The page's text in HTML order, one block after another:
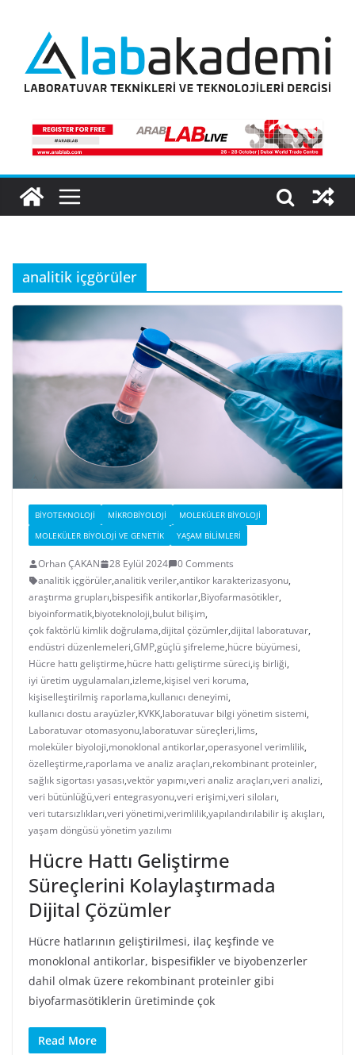
content
analitik içgörüler
BIYOTEKNOLOJI MIKROBIYOLOJI
MOLEKÜLER BIYOLOJI
MOLEKÜLER BIYOLOJI VE GENETIK
YAŞAM BILIMLERI
Orhan ÇAKAN 28 Eylül 2024
0 Comments
analitik içgörüler,analitik veriler,antikor karakterizasyonu,
araştırma grupları,bispesifik antikorlar,Biyofarmasötikler,
biyoinformatik,biyoteknoloji,bulut bilişim,
çok faktörlü kimlik doğrulama,dijital çözümler,dijital laboratuvar,
endüstri düzenlemeleri,GMP,güçlü şifreleme,hücre büyümesi,
Hücre hattı geliştirme,hücre hattı geliştirme süreci,iş birliği,
iyi üretim uygulamaları,izleme,kişisel veri koruma,
kişiselleştirilmiş raporlama,kullanıcı deneyimi,
kullanıcı dostu arayüzler,KVKK,laboratuvar bilgi yönetim sistemi,
Laboratuvar otomasyonu,laboratuvar süreçleri,lims,
moleküler biyoloji,monoklonal antikorlar,operasyonel verimlilik,
özelleştirme,raporlama ve analiz araçları,rekombinant proteinler,
sağlık sigortası yasası,vektör yapımı,veri analiz araçları,veri analizi,
veri bütünlüğü,veri entegrasyonu,veri erişimi,veri siloları,
veri tutarsızlıkları,veri yönetimi,verimlilik,yapılandırılabilir iş akışları,
yaşam döngüsü yönetim yazılımı
Hücre Hattı Geliştirme
Süreçlerini Kolaylaştırmada
Dijital Çözümler
Hücre hatlarının geliştirilmesi, ilaç keşfinde ve
monoklonal antikorlar, bispesifikler ve biyobenzerler
dahil olmak üzere rekombinant proteinler gibi
biyofarmasötiklerin üretiminde çok
Read More